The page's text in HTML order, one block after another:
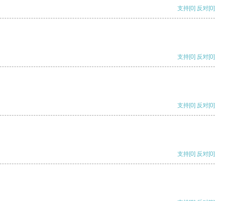
支持[0] 反对[0]
支持[0] 反对[0]
支持[0] 反对[0]
支持[0] 反对[0]